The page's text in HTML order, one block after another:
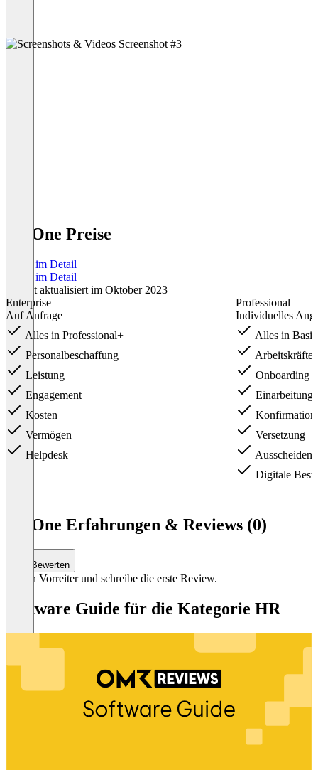
HROne Preise
Preise im Detail
Preise im Detail
Zuletzt aktualisiert im Oktober 2023
Enterprise
Auf Anfrage
Alles in Professional+
Personalbeschaffung
Leistung
Engagement
Kosten
Vermögen
Helpdesk
Professional
Individuelles
Alles in
Arbeitskräfte
Onboarding
Einarbeitung
Konfirmation
Versetzung
Ausscheiden
Digitale
HROne Erfahrungen & Reviews (0)
Bewerten
Sei ein Vorreiter und schreibe die erste Review.
Software Guide für die Kategorie HR